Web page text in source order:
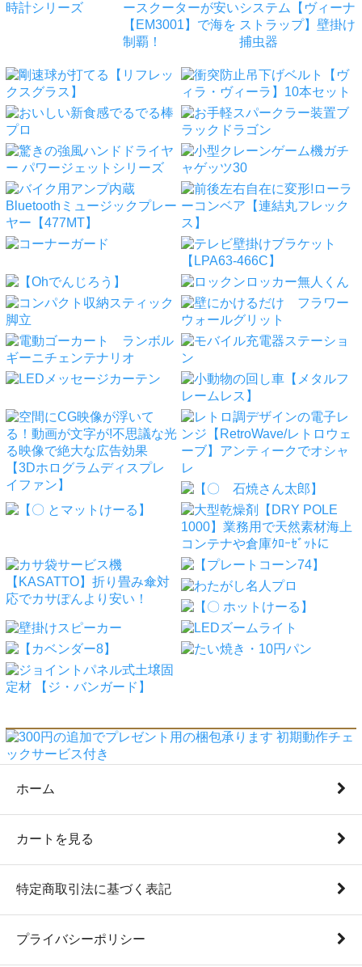
ホーム
カートを見る
特定商取引法に基づく表記
プライバシーポリシー